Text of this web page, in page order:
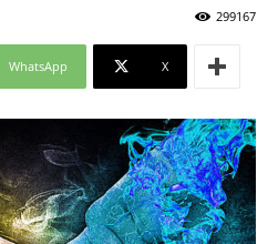
299167
WhatsApp X